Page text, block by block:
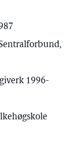
1996-